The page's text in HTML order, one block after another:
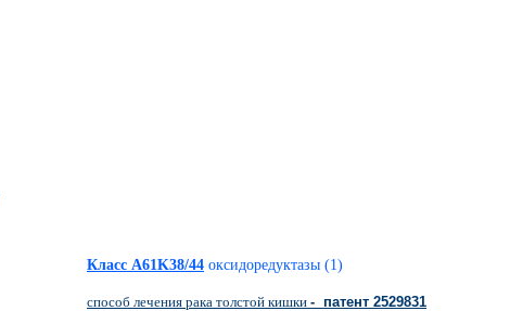
Класс A61K38/44 оксидоредуктазы (1)
способ лечения рака толстой кишки - патент 2529831